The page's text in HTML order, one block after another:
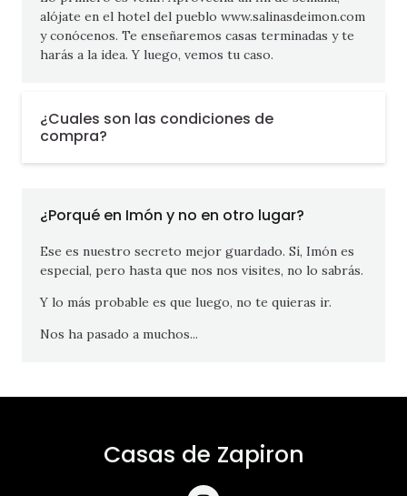
alójate en el hotel del pueblo www.salinasdeimon.com
y conócenos. Te enseñaremos casas terminadas y te
harás a la idea. Y luego, vemos tu caso.
¿Cuales son las condiciones de
compra?
¿Porqué en Imón y no en otro lugar?
Ese es nuestro secreto mejor guardado. Sí, Imón es
especial, pero hasta que nos nos visites, no lo sabrás.
Y lo más probable es que luego, no te quieras ir.
Nos ha pasado a muchos...
Casas de Zapiron